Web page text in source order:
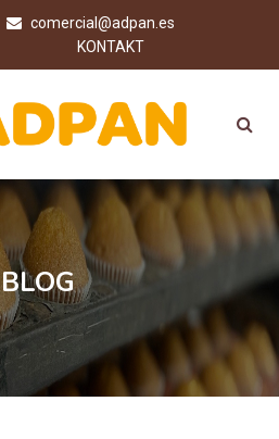
comercial@adpan.es
KONTAKT
BLOG